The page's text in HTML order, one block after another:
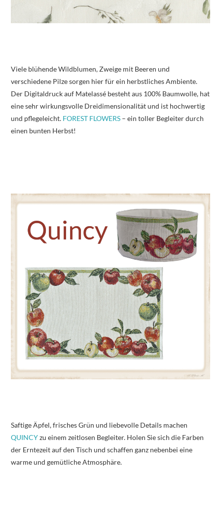
Viele blühende Wildblumen, Zweige mit Beeren und
verschiedene Pilze sorgen hier für ein herbstliches Ambiente.
Der Digitaldruck auf Matelassé besteht aus 100% Baumwolle, hat
eine sehr wirkungsvolle Dreidimensionalität und ist hochwertig
und pflegeleicht. FOREST FLOWERS – ein toller Begleiter durch
einen bunten Herbst!
Saftige Äpfel, frisches Grün und liebevolle Details machen
QUINCYzu einem zeitlosen Begleiter. Holen Sie sich die Farben
der Erntezeit auf den Tisch und schaffen ganz nebenbei eine
warme und gemütliche Atmosphäre.